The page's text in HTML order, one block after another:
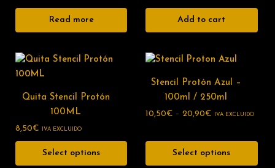
Read more Add to cart
Quita Stencil Protón
100ML
8,50€ IVA EXCLUIDO
Select options
Stencil Protón Azul –
100ml / 250ml
10,50€ –20,90€ IVA EXCLUIDO
Select options